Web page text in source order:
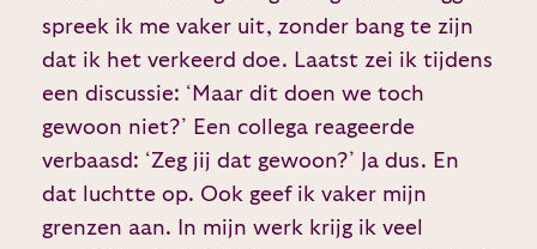
spreek ik me vaker uit, zonder bang te zijn
dat ik het verkeerd doe. Laatst zei ik tijdens
een discussie: ‘Maar dit doen we toch
gewoon niet?’ Een collega reageerde
verbaasd: ‘Zeg jij dat gewoon?’ Ja dus. En
dat luchtte op. Ook geef ik vaker mijn
grenzen aan. In mijn werk krijg ik veel